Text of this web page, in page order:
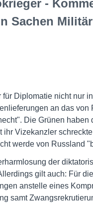
-
Sachen
Diplomatie nicht nur
an das von
Die Grünen haben
Vizekanzler
werde von Russland
der
gilt auch: Für
anstelle eines
samt